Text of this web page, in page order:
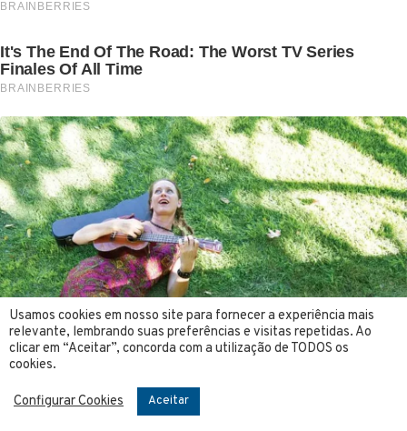
Usamos cookies em nosso site para fornecer a experiência mais
relevante, lembrando suas preferências e visitas repetidas. Ao
clicar em “Aceitar”, concorda com a utilização de TODOS os
cookies.
Configurar Cookies Aceitar